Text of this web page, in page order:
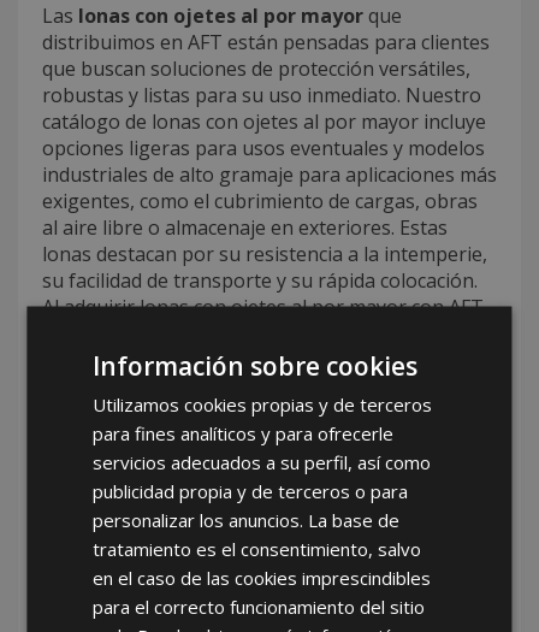
Las lonas con ojetes al por mayorque
distribuimos en AFT están pensadas para clientes
que buscan soluciones de protección versátiles,
robustas y listas para su uso inmediato. Nuestro
catálogo de lonas con ojetes al por mayor incluye
opciones ligeras para usos eventuales y modelos
industriales de alto gramaje para aplicaciones más
exigentes, como el cubrimiento de cargas, obras
al aire libre o almacenaje en exteriores. Estas
lonas destacan por su resistencia a la intemperie,
su facilidad de transporte y su rápida colocación.
Al adquirir lonas con ojetes al por mayor con AFT,
gran demanda, preparados para su
según las preferencias del distribuidor. Nos
aseguramos de ofrecer siempre un stock
suficiente, precios competitivos y un servicio ágil
para que cada operación sea fluida y satisfactoria.
Tu mejor opción de mayorista de
ferretería con AFT
En AFT somostu mejor opción de mayorista de
Información sobre cookies
Utilizamos cookies propias y de terceros
para fines analíticos y para ofrecerle
servicios adecuados a su perfil, así como
publicidad propia y de terceros o para
personalizar los anuncios. La base de
tratamiento es el consentimiento, salvo
en el caso de las cookies imprescindibles
para el correcto funcionamiento del sitio